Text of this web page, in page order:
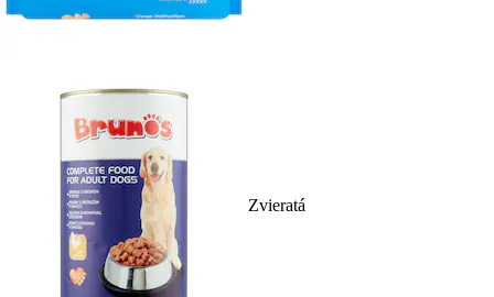
Zvieratá